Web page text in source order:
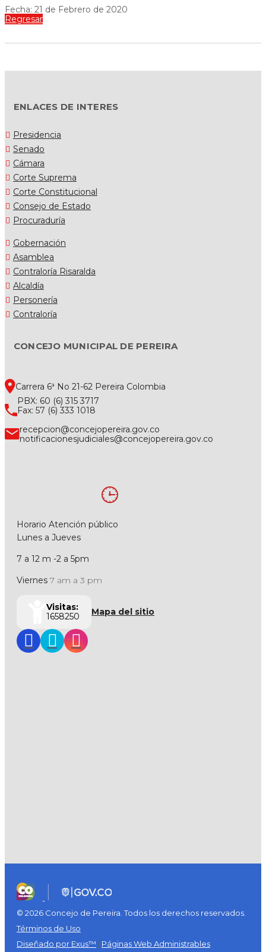
Fecha: 21 de Febrero de 2020
Regresar
ENLACES DE INTERES
Presidencia
Senado
Cámara
Corte Suprema
Corte Constitucional
Consejo de Estado
Procuraduría
Gobernación
Asamblea
Contraloría Risaralda
Alcaldía
Personería
Contraloría
CONCEJO MUNICIPAL DE PEREIRA
Carrera 6ª No 21-62 Pereira Colombia
PBX: 60 (6) 315 3717
Fax: 57 (6) 333 1018
recepcion@concejopereira.gov.co
notificacionesjudiciales@concejopereira.gov.co
Horario Atención público
Lunes a Jueves
7 a 12 m -2 a 5pm
Viernes 7 am a 3 pm
Visitas:
1658250
Mapa del sitio
© 2026 Concejo de Pereira. Todos los derechos reservados.
Términos de Uso
Diseñado por Exus™ | Páginas Web Administrables